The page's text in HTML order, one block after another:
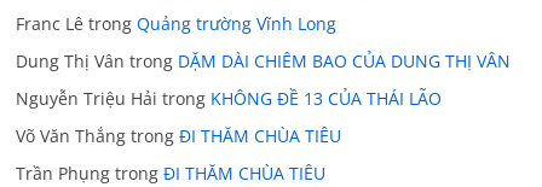
Franc Lê trongQuảng trường Vĩnh Long
Dung Thị Vân trong DẶM DÀI CHIÊM BAO CỦA DUNG THỊ VÂN
Nguyễn Triệu Hải trong KHÔNG ĐỀ 13 CỦA THÁI LÃO
Võ Văn Thắng trongĐI THĂM CHÙA TIÊU
Trần Phụng trongĐI THĂM CHÙA TIÊU